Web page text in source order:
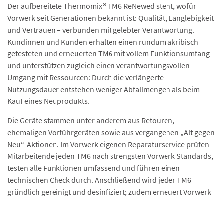
Der aufbereitete Thermomix® TM6 ReNewed steht, wofür
Vorwerk seit Generationen bekannt ist: Qualität, Langlebigkeit
und Vertrauen – verbunden mit gelebter Verantwortung.
Kundinnen und Kunden erhalten einen rundum akribisch
getesteten und erneuerten TM6 mit vollem Funktionsumfang
und unterstützen zugleich einen verantwortungsvollen
Umgang mit Ressourcen: Durch die verlängerte
Nutzungsdauer entstehen weniger Abfallmengen als beim
Kauf eines Neuprodukts.
Die Geräte stammen unter anderem aus Retouren,
ehemaligen Vorführgeräten sowie aus vergangenen „Alt gegen
Neu“-Aktionen. Im Vorwerk eigenen Reparaturservice prüfen
Mitarbeitende jeden TM6 nach strengsten Vorwerk Standards,
testen alle Funktionen umfassend und führen einen
technischen Check durch. Anschließend wird jeder TM6
gründlich gereinigt und desinfiziert; zudem erneuert Vorwerk